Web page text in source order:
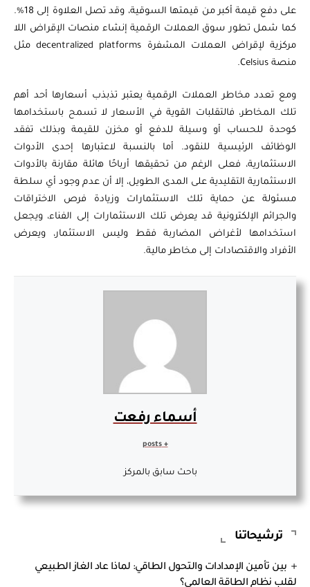
على دفع قيمة أكبر من قيمتها السوقية، وقد تصل العلاوة إلى 18%.
كما شمل تطور سوق العملات الرقمية إنشاء منصات الإقراض اللا
مركزية لإقراض العملات المشفرة decentralized platforms مثل
منصة Celsius.
ومع تعدد مخاطر العملات الرقمية يعتبر تذبذب أسعارها أحد أهم
تلك المخاطر، فالتقلبات القوية في الأسعار لا تسمح باستخدامها
كوحدة للحساب أو وسيلة للدفع أو مخزن للقيمة وبذلك تفقد
الوظائف الرئيسية للنقود. أما بالنسبة لاعتبارها إحدى الأدوات
الاستثمارية، فعلى الرغم من تحقيقها أرباحًا هائلة مقارنة بالأدوات
الاستثمارية التقليدية على المدى الطويل، إلا أن عدم وجود أي سلطة
مسئولة عن حماية تلك الاستثمارات وزيادة فرص الاختراقات
والجرائم الإلكترونية قد يعرض تلك الاستثمارات إلى الفناء، ويجعل
استخدامها لأغراض المضاربة فقط وليس الاستثمار، ويعرض
الأفراد والاقتصادات إلى مخاطر مالية.
أسماء رفعت
باحث سابق بالمركز
ترشيحاتنا
بين تأمين الإمدادات والتحول الطاقي: لماذا عاد الغاز الطبيعي
لقلب نظام الطاقة العالمي؟